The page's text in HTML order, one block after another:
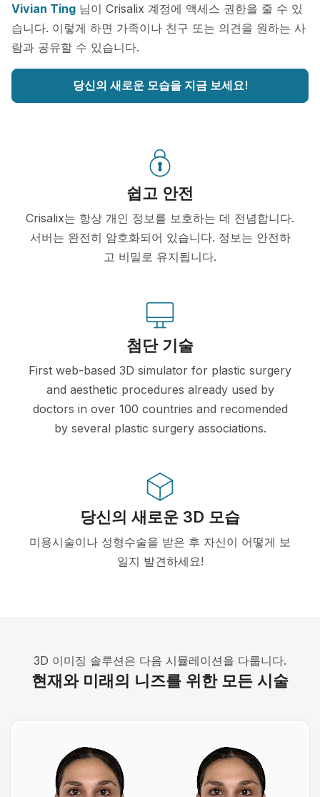
Vivian Ting 님이 Crisalix 계정에 액세스 권한을 줄 수 있
습니다. 이렇게 하면 가족이나 친구 또는 의견을 원하는 사
람과 공유할 수 있습니다.
당신의 새로운 모습을 지금 보세요!
쉽고 안전
Crisalix는 항상 개인 정보를 보호하는 데 전념합니다.
서버는 완전히 암호화되어 있습니다. 정보는 안전하
고 비밀로 유지됩니다.
첨단 기술
First web-based 3D simulator for plastic surgery
and aesthetic procedures already used by
doctors in over 100 countries and recomended
by several plastic surgery associations.
당신의 새로운 3D 모습
미용시술이나 성형수술을 받은 후 자신이 어떻게 보
일지 발견하세요!
3D 이미징 솔루션은 다음 시뮬레이션을 다룹니다.
현재와 미래의 니즈를 위한 모든 시술